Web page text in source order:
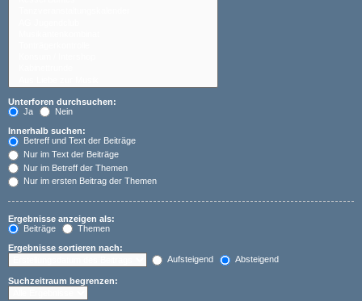
Unterforen durchsuchen:
Ja
Nein
Innerhalb suchen:
Betreff und Text der Beiträge
Nur im Text der Beiträge
Nur im Betreff der Themen
Nur im ersten Beitrag der Themen
Ergebnisse anzeigen als:
Beiträge
Themen
Ergebnisse sortieren nach:
Aufsteigend
Absteigend
Suchzeitraum begrenzen: